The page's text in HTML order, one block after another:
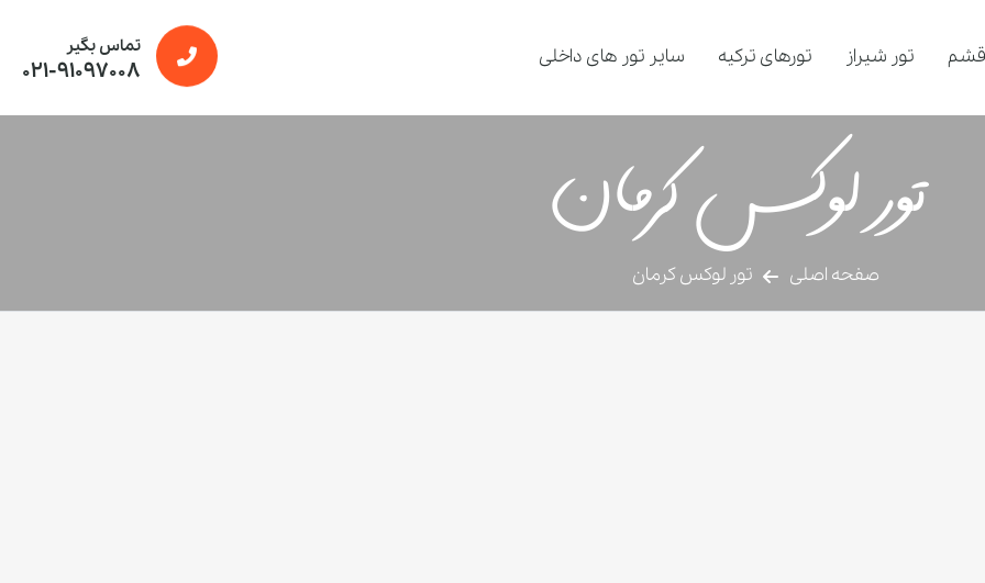
قشم تور شیراز تورهای ترکیه سایر تور های داخلی تماس بگیر
021-91097008
تور لوکس کرمان
صفحه اصلی تور لوکس کرمان